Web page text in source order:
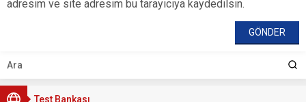
Test Bankası
adresim ve site adresim bu tarayıcıya kaydedilsin.